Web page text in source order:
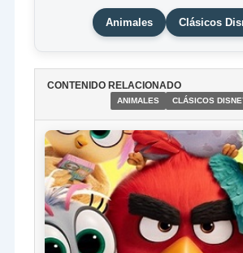
Animales Clásicos
CONTENIDO RELACIONADO
ANIMALES CLÁSICOS